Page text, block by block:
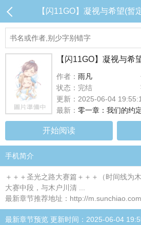
【闪11GO】凝视与希望(暂
【闪11GO】凝视与希
作者： 雨凡
状态：完结
更新：2025-06-04
最新： 零一章：我们的约
开始阅读
手机简介
＋＋＋圣光之路大赛篇＋＋＋（时间线为
大赛中段，与木户川清 ...
最新章节推荐地址：http://
最新章节预览 更新时间：2025-06-04